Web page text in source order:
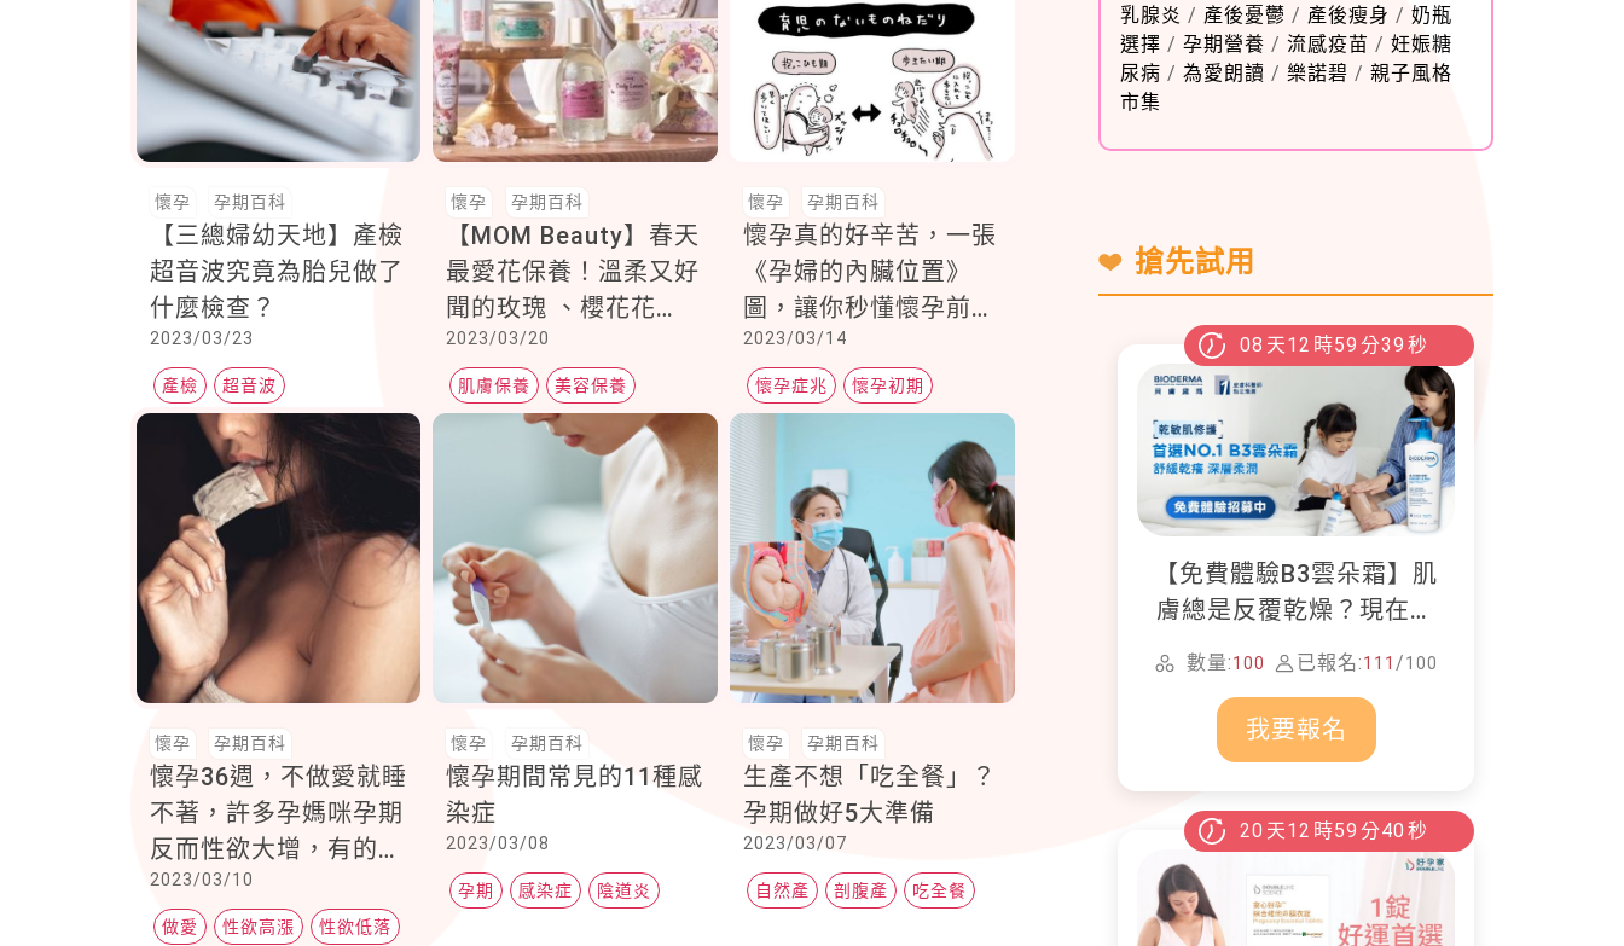
懷孕 孕期百科
【三總婦幼天地】產檢
超音波究竟為胎兒做了
什麼檢查？
2023/03/23
產檢 超音波
高層次超音波
懷孕 孕期百科
【MOM Beauty】春天
最愛花保養！溫柔又好
聞的玫瑰 、櫻花花
香，讓媽媽身心瞬間幸
福滿滿
2023/03/20
肌膚保養 美容保養
懷孕 孕期百科
懷孕真的好辛苦，一張
《孕婦的內臟位置》
圖，讓你秒懂懷孕前中
後媽媽身體的變化有多
大
2023/03/14
懷孕症兆 懷孕初期
懷孕 孕期百科
懷孕36週，不做愛就睡
不著，許多孕媽咪孕期
反而性欲大增，有的人
剛好相反，這是為什
麼？
2023/03/10
做愛 性欲高漲 性欲低落
懷孕 孕期百科
懷孕期間常見的11種感
染症
2023/03/08
孕期 感染症 陰道炎
懷孕 孕期百科
生產不想「吃全餐」？
孕期做好5大準備
2023/03/07
自然產 剖腹產 吃全餐
乳腺炎 / 產後憂鬱 / 產後瘦身 / 奶瓶
選擇 / 孕期營養 / 流感疫苗 / 妊娠糖
尿病 / 為愛朗讀 / 樂諾碧 / 親子風格
市集
搶先試用
08 天12 時59 分37 秒
【免費體驗B3雲朵霜】肌
膚總是反覆乾燥？現在就
加入貝膚黛瑪修護體驗計
畫！
數量:100 已報名:111 /100
我要報名
20 天12 時59 分38 秒